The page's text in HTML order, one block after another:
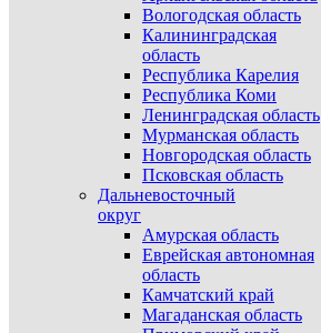
Вологодская область
Калининградская
область
Республика Карелия
Республика Коми
Ленинградская область
Мурманская область
Новгородская область
Псковская область
Дальневосточный
округ
Амурская область
Еврейская автономная
область
Камчатский край
Магаданская область